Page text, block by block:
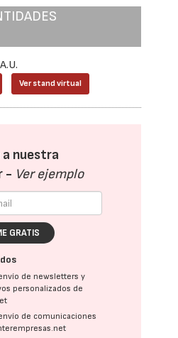
Ver stand virtual
a nuestra
- Ver ejemplo
GRATIS
de newsletters y
personalizados de
de comunicaciones